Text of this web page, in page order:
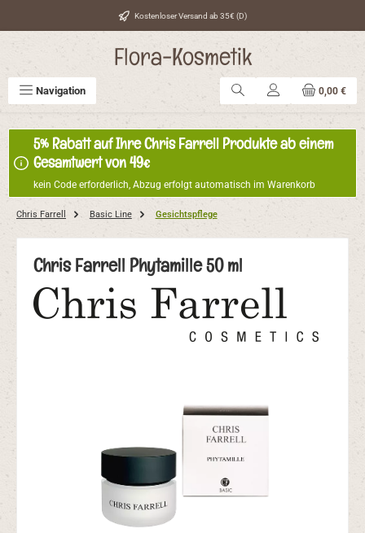
Zum Hauptinhalt springen Kostenloser Versand ab 35€ (D)
Flora-Kosmetik
Navigation 0,00 €
5% Rabatt auf Ihre Chris Farrell Produkte ab einem
Gesamtwert von 49€
kein Code erforderlich, Abzug erfolgt automatisch im Warenkorb
Chris Farrell Basic Line Gesichtspflege
Chris Farrell Phytamille 50 ml